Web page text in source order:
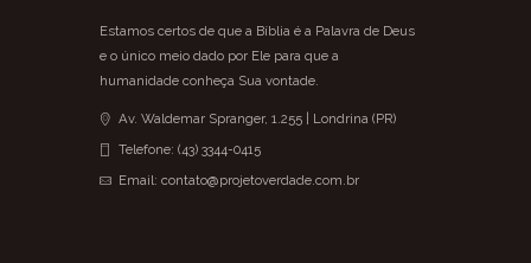
Estamos certos de que a Bíblia é a Palavra de Deus
e o único meio dado por Ele para que a
humanidade conheça Sua vontade.
Av. Waldemar Spranger, 1.255 | Londrina (PR)
Telefone: (43) 3344-0415
Email: contato@projetoverdade.com.br